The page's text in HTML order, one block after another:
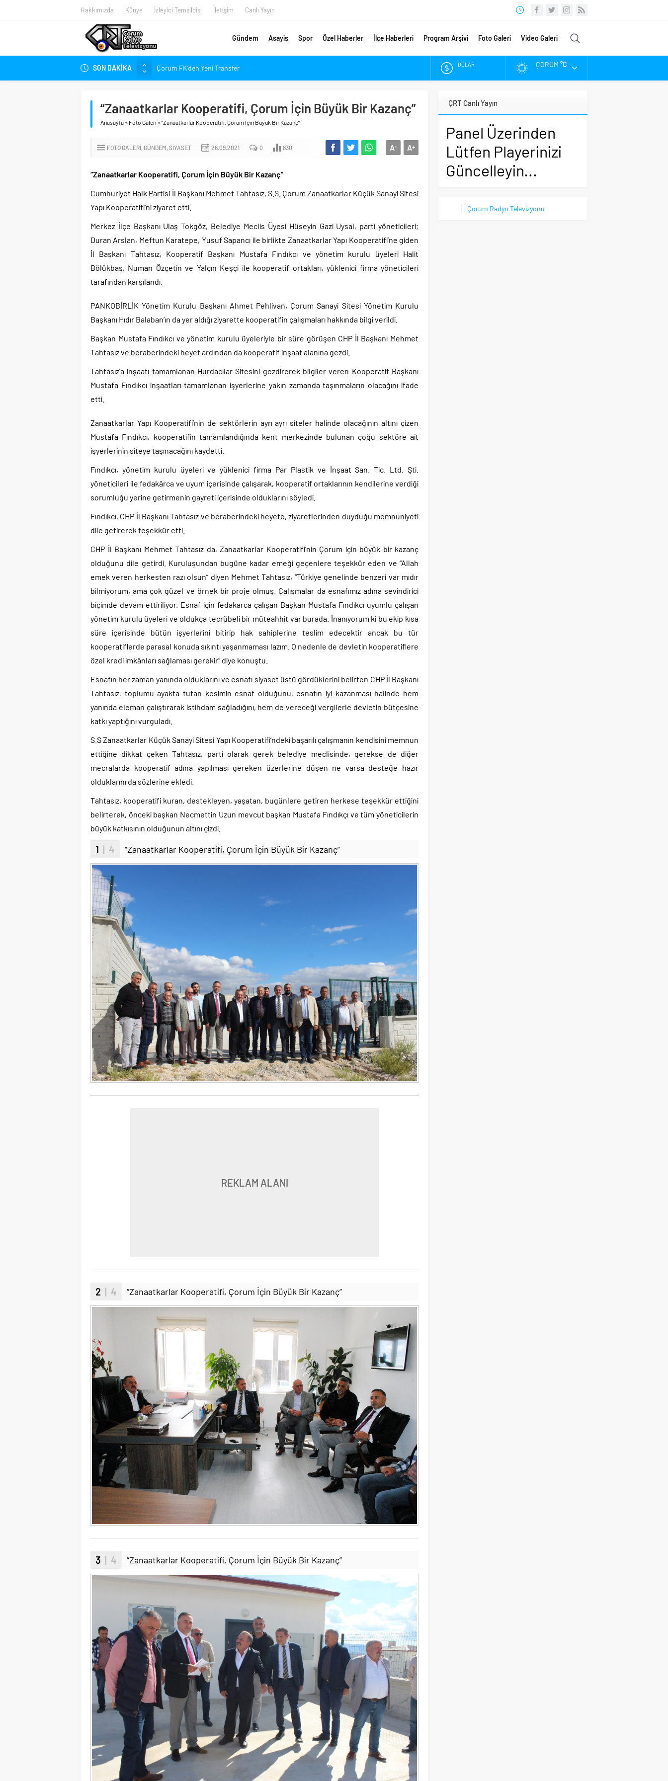
Hakkımızda Künye İzleyici Temsilcisi İletişim Canlı Yayın
Gündem Asayiş Spor Özel Haberler İlçe Haberleri Program Arşivi Foto Galeri Video Galeri
SON DAKİKA
Çorum FK’den Yeni Transfer
Çorum’da Ailelere Ücretsiz Danışmanlık Desteği
Arca Çorum FK’nin Kasımpaşa ve Beşiktaş Maçı Tarihleri Belli Oldu
Arca Çorum FK’nin Hazırlık Maçı Karnesi
Kupa Takvimi Belli Oldu: Arca Çorum FK Kupaya Ne Zaman Dahil Olacak?
1. Lig’de Yeni Sezon Bugün Açılıyor
DOLAR
ALTIN
BIST
ÇORUM °C
“Zanaatkarlar Kooperatifi, Çorum İçin Büyük Bir Kazanç”
Anasayfa » Foto Galeri »“Zanaatkarlar Kooperatifi, Çorum İçin Büyük Bir Kazanç”
FOTO GALERI GÜNDEM SIYASET 26.09.2021 0 830 A+
A-
“Zanaatkarlar Kooperatifi, Çorum İçin Büyük Bir Kazanç”
Cumhuriyet Halk Partisi İl Başkanı Mehmet Tahtasız, S.S. Çorum Zanaatkarlar Küçük Sanayi Sitesi
Yapı Kooperatifi’ni ziyaret etti.
Merkez İlçe Başkanı Ulaş Tokgöz, Belediye Meclis Üyesi Hüseyin Gazi Uysal, parti yöneticileri;
Duran Arslan, Meftun Karatepe, Yusuf Sapancı ile birlikte Zanaatkarlar Yapı Kooperatifi’ne giden
İl Başkanı Tahtasız, Kooperatif Başkanı Mustafa Fındıkcı ve yönetim kurulu üyeleri Halit
Bölükbaş, Numan Özçetin ve Yalçın Keşçi ile kooperatif ortakları, yüklenici firma yöneticileri
tarafından karşılandı.
PANKOBİRLİK Yönetim Kurulu Başkanı Ahmet Pehlivan, Çorum Sanayi Sitesi Yönetim Kurulu
Başkanı Hıdır Balaban’ın da yer aldığı ziyarette kooperatifin çalışmaları hakkında bilgi verildi.
Başkan Mustafa Fındıkcı ve yönetim kurulu üyeleriyle bir süre görüşen CHP İl Başkanı Mehmet
Tahtasız ve beraberindeki heyet ardından da kooperatif inşaat alanına gezdi.
Tahtasız’a inşaatı tamamlanan Hurdacılar Sitesini gezdirerek bilgiler veren Kooperatif Başkanı
Mustafa Fındıkcı inşaatları tamamlanan işyerlerine yakın zamanda taşınmaların olacağını ifade
etti.
Zanaatkarlar Yapı Kooperatifi’nin de sektörlerin ayrı ayrı siteler halinde olacağının altını çizen
Mustafa Fındıkcı, kooperatifin tamamlandığında kent merkezinde bulunan çoğu sektöre ait
işyerlerinin siteye taşınacağını kaydetti.
Fındıkcı, yönetim kurulu üyeleri ve yüklenici firma Par Plastik ve İnşaat San. Tic. Ltd. Şti.
yöneticileri ile fedakârca ve uyum içerisinde çalışarak, kooperatif ortaklarının kendilerine verdiği
sorumluğu yerine getirmenin gayreti içerisinde olduklarını söyledi.
Fındıkcı, CHP İl Başkanı Tahtasız ve beraberindeki heyete, ziyaretlerinden duyduğu memnuniyeti
dile getirerek teşekkür etti.
CHP İl Başkanı Mehmet Tahtasız da, Zanaatkarlar Kooperatifi’nin Çorum için büyük bir kazanç
olduğunu dile getirdi. Kuruluşundan bugüne kadar emeği geçenlere teşekkür eden ve “Allah
emek veren herkesten razı olsun” diyen Mehmet Tahtasız, “Türkiye genelinde benzeri var mıdır
bilmiyorum, ama çok güzel ve örnek bir proje olmuş. Çalışmalar da esnafımız adına sevindirici
biçimde devam ettiriliyor. Esnaf için fedakarca çalışan Başkan Mustafa Fındıkcı uyumlu çalışan
yönetim kurulu üyeleri ve oldukça tecrübeli bir müteahhit var burada. İnanıyorum ki bu ekip kısa
süre içerisinde bütün işyerlerini bitirip hak sahiplerine teslim edecektir ancak bu tür
kooperatiflerde parasal konuda sıkıntı yaşanmaması lazım. O nedenle de devletin kooperatiflere
özel kredi imkânları sağlaması gerekir” diye konuştu.
Esnafın her zaman yanında olduklarını ve esnafı siyaset üstü gördüklerini belirten CHP İl Başkanı
Tahtasız, toplumu ayakta tutan kesimin esnaf olduğunu, esnafın iyi kazanması halinde hem
yanında eleman çalıştırarak istihdam sağladığını, hem de vereceği vergilerle devletin bütçesine
katkı yaptığını vurguladı.
S.S Zanaatkarlar Küçük Sanayi Sitesi Yapı Kooperatifi’ndeki başarılı çalışmanın kendisini memnun
ettiğine dikkat çeken Tahtasız, parti olarak gerek belediye meclisinde, gerekse de diğer
mecralarda kooperatif adına yapılması gereken üzerlerine düşen ne varsa desteğe hazır
olduklarını da sözlerine ekledi.
Tahtasız, kooperatifi kuran, destekleyen, yaşatan, bugünlere getiren herkese teşekkür ettiğini
belirterek, önceki başkan Necmettin Uzun mevcut başkan Mustafa Fındıkçı ve tüm yöneticilerin
büyük katkısının olduğunun altını çizdi.
1 | 4 “Zanaatkarlar Kooperatifi, Çorum İçin Büyük Bir Kazanç”
REKLAM ALANI
2 | 4 “Zanaatkarlar Kooperatifi, Çorum İçin Büyük Bir Kazanç”
3 | 4 “Zanaatkarlar Kooperatifi, Çorum İçin Büyük Bir Kazanç”
ÇRT Canlı Yayın
Panel Üzerinden
Lütfen Playerinizi
Güncelleyin...
Çorum Radyo Televizyonu